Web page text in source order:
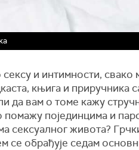
сексу и интимности,
књига и приручника
да вам о томе кажу
помажу појединцима и
сексуалног живота?
се обрађује седам